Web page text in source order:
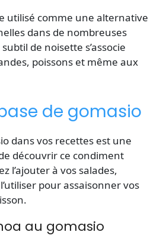
utilisé comme une alternative
dans de nombreuses
de noisette s’associe
poissons et même aux
de gomasio
dans vos recettes est une
découvrir ce condiment
l’ajouter à vos salades,
pour assaisonner vos
au gomasio